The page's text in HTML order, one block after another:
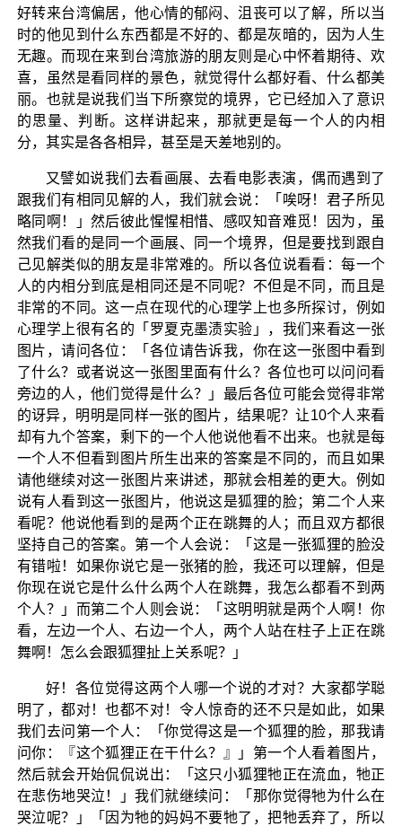
好转来台湾偏居，他心情的郁闷、沮丧可以了解，所以当
时的他见到什么东西都是不好的、都是灰暗的，因为人生
无趣。而现在来到台湾旅游的朋友则是心中怀着期待、欢
喜，虽然是看同样的景色，就觉得什么都好看、什么都美
丽。也就是说我们当下所察觉的境界，它已经加入了意识
的思量、判断。这样讲起来，那就更是每一个人的内相
分，其实是各各相异，甚至是天差地别的。
又譬如说我们去看画展、去看电影表演，偶而遇到了
跟我们有相同见解的人，我们就会说：「唉呀！君子所见
略同啊！」然后彼此惺惺相惜、感叹知音难觅！因为，虽
然我们看的是同一个画展、同一个境界，但是要找到跟自
己见解类似的朋友是非常难的。所以各位说看看：每一个
人的内相分到底是相同还是不同呢？不但是不同，而且是
非常的不同。这一点在现代的心理学上也多所探讨，例如
心理学上很有名的「罗夏克墨渍实验」，我们来看这一张
图片，请问各位：「各位请告诉我，你在这一张图中看到
了什么？或者说这一张图里面有什么？各位也可以问问看
旁边的人，他们觉得是什么？」最后各位可能会觉得非常
的讶异，明明是同样一张的图片，结果呢？让10个人来看
却有九个答案，剩下的一个人他说他看不出来。也就是每
一个人不但看到图片所生出来的答案是不同的，而且如果
请他继续对这一张图片来讲述，那就会相差的更大。例如
说有人看到这一张图片，他说这是狐狸的脸；第二个人来
看呢？他说他看到的是两个正在跳舞的人；而且双方都很
坚持自己的答案。第一个人会说：「这是一张狐狸的脸没
有错啦！如果你说它是一张猪的脸，我还可以理解，但是
你现在说它是什么什么两个人在跳舞，我怎么都看不到两
个人？」而第二个人则会说：「这明明就是两个人啊！你
看，左边一个人、右边一个人，两个人站在柱子上正在跳
舞啊！怎么会跟狐狸扯上关系呢？」
好！各位觉得这两个人哪一个说的才对？大家都学聪
明了，都对！也都不对！令人惊奇的还不只是如此，如果
我们去问第一个人：「你觉得这是一个狐狸的脸，那我请
问你：『这个狐狸正在干什么？』」第一个人看着图片，
然后就会开始侃侃说出：「这只小狐狸牠正在流血，牠正
在悲伤地哭泣！」我们就继续问：「那你觉得牠为什么在
哭泣呢？」「因为牠的妈妈不要牠了，把牠丢弃了，所以